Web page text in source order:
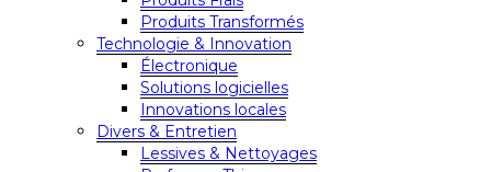
Produits Transformés
Technologie & Innovation
Électronique
Solutions logicielles
Innovations locales
Divers & Entretien
Lessives & Nettoyages